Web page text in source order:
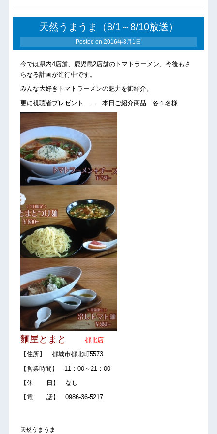
天然うまうま（8/1～8/10放送）
Posted on 2016年8月1日
今では県内4店舗、鹿児島2店舗のトマトラーメン、今後もさ
らなる計画が進行中です。
みんな大好きトマトラーメンの魅力を御紹介。
更に視聴者プレゼント … 本日ご紹介商品 各１名様
麵屋とまと
都北店
【住所】 都城市都北町5573
【営業時間】 11：00～21：00
【休 日】 なし
【電 話】 0986-36-5217
天然うまうま